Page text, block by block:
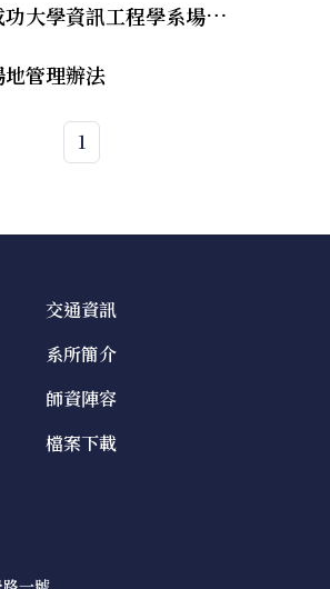
資訊工程學系場地設備借用管理要點
管理辦法
1
交通資訊
系所簡介
師資陣容
檔案下載